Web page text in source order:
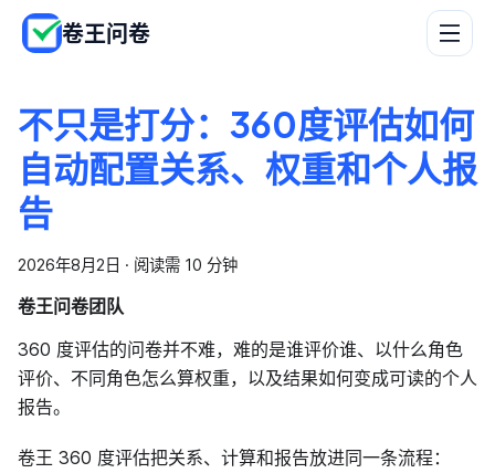
卷王问卷
不只是打分：360度评估如何
自动配置关系、权重和个人报
告
2026年8月2日 · 阅读需 10 分钟
卷王问卷团队
360 度评估的问卷并不难，难的是谁评价谁、以什么角色
评价、不同角色怎么算权重，以及结果如何变成可读的个人
报告。
卷王 360 度评估把关系、计算和报告放进同一条流程：